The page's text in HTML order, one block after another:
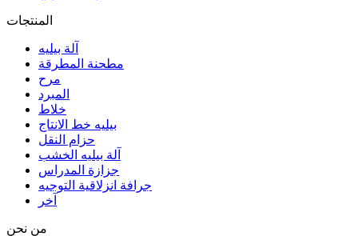
المنتجات
آلة بيليه
مطحنة المطرقة
مرح
المبرد
خلاط
بيليه خط الانتاج
حزام النقل
آلة بيليه الخشب
جزازة المدراس
جرافة انزلاقية التوجيه
آخر
من نحن